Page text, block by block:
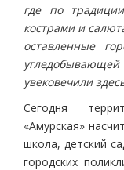
где по
кострами и
оставленные
увековечили
Сегодня
«Амурская»
школа, детский
городских